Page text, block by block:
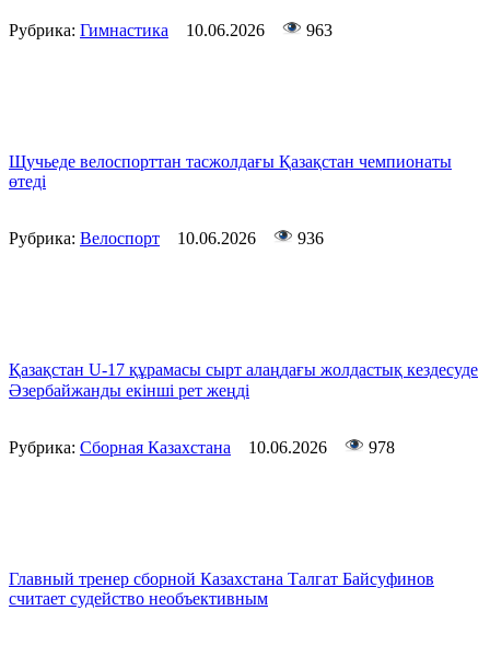
Рубрика: Гимнастика 10.06.2026 963
Щучьеде велоспорттан тасжолдағы Қазақстан чемпионаты
өтеді
Рубрика: Велоспорт 10.06.2026 936
Қазақстан U-17 құрамасы сырт алаңдағы жолдастық кездесуде
Әзербайжанды екінші рет жеңді
Рубрика: Сборная Казахстана 10.06.2026 978
Главный тренер сборной Казахстана Талгат Байсуфинов
считает судейство необъективным